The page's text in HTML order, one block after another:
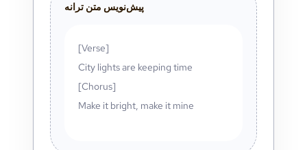
پیش‌نویس متن ترانه
[Verse]
City lights are keeping time
[Chorus]
Make it bright, make it mine